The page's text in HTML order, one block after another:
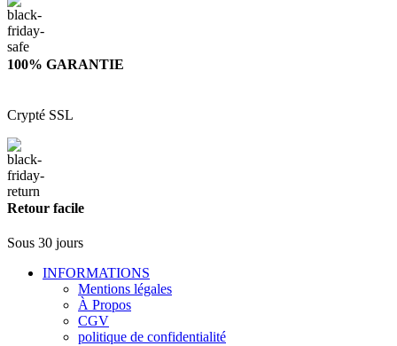
100% GARANTIE
Crypté SSL
Retour facile
Sous 30 jours
INFORMATIONS
Mentions légales
À Propos
CGV
politique de confidentialité